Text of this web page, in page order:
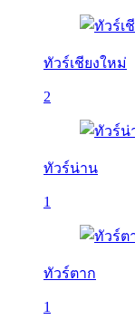
ทัวร์เชียงใหม่
2
ทัวร์น่าน
1
ทัวร์ตาก
1